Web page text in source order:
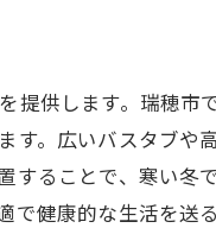
ラブル回避法
スケジュール
イント
ョンの方法
供します。瑞穂
す。広いバスタブ
ることで、寒い
健康的な生活を送